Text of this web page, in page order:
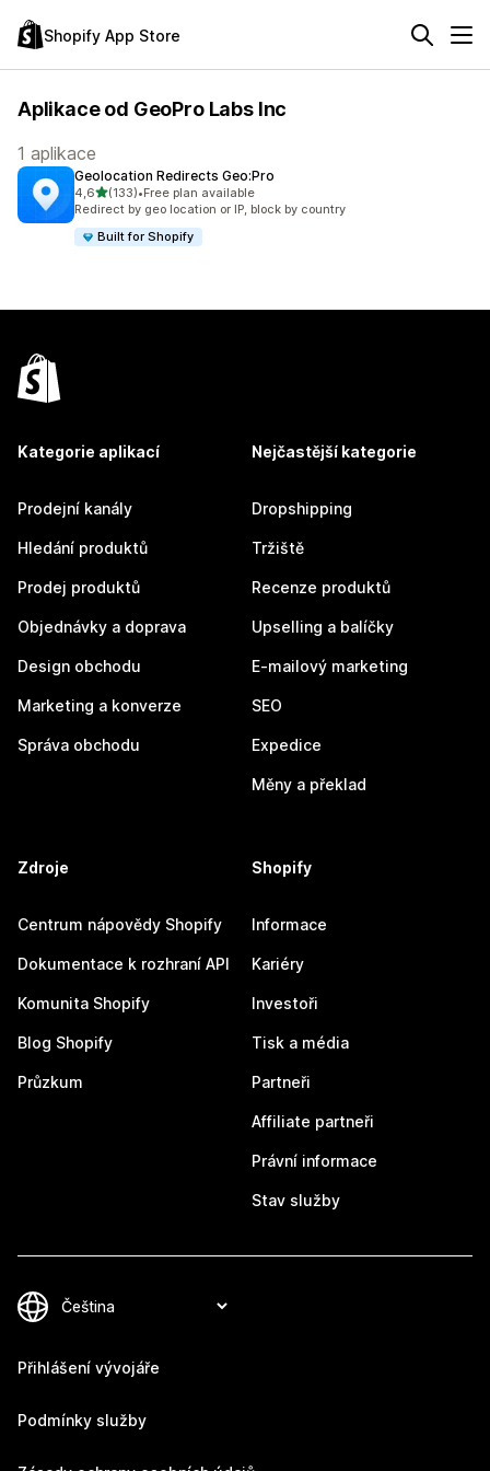
Shopify App Store
Aplikace od GeoPro Labs Inc
1 aplikace
Geolocation Redirects Geo:Pro
4,6z 5 hvězd
(133)
Celkový počet recenzí: 133
•Free plan available
Redirect by geo location or IP, block by country
Built for Shopify
Kategorie aplikací
Prodejní kanály
Hledání produktů
Prodej produktů
Objednávky a doprava
Design obchodu
Marketing a konverze
Správa obchodu
Nejčastější kategorie
Dropshipping
Tržiště
Recenze produktů
Upselling a balíčky
E-mailový marketing
SEO
Expedice
Měny a překlad
Zdroje
Centrum nápovědy Shopify
Dokumentace k rozhraní API
Komunita Shopify
Blog Shopify
Průzkum
Shopify
Informace
Kariéry
Investoři
Tisk a média
Partneři
Affiliate partneři
Právní informace
Stav služby
Přihlášení vývojáře
Podmínky služby